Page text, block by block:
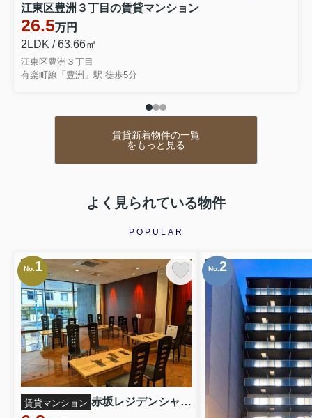
江東区豊洲３丁目の賃貸マンション
26.5万円
2LDK / 63.66㎡
江東区豊洲３丁目
有楽町線「豊洲」駅 徒歩5分
賃貸新着物件の一覧
をもっと見る
よく見られている物件
POPULAR
No. 1
賃貸マンション 赤坂レジデンシャルホテル 722
No. 2